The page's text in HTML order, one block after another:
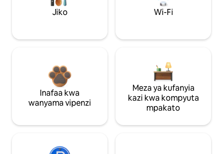
Jiko Wi-Fi
Inafaa kwa
wanyama vipenzi
Meza ya kufanyia
kazi kwa kompyuta
mpakato